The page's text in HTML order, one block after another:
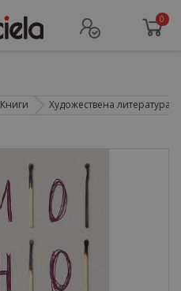
0
Книги Художествена литература